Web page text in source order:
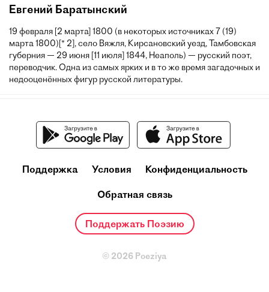
Евгений Баратынский
19 февраля [2 марта] 1800 (в некоторых источниках 7 (19)
марта 1800)[* 2], село Вяжля, Кирсановский уезд, Тамбовская
губерния — 29 июня [11 июля] 1844, Неаполь) — русский поэт,
переводчик. Одна из самых ярких и в то же время загадочных и
недооценённых фигур русской литературы.
Поддержка Условия Конфиденциальность
Обратная связь
Поддержать Поэзию
© 2026 Poeziya